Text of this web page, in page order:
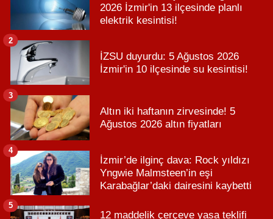
2026 İzmir'in 13 ilçesinde planlı
elektrik kesintisi!
İZSU duyurdu: 5 Ağustos 2026
İzmir'in 10 ilçesinde su kesintisi!
2
Altın iki haftanın zirvesinde! 5
Ağustos 2026 altın fiyatları
3
İzmir’de ilginç dava: Rock yıldızı
Yngwie Malmsteen’in eşi
Karabağlar’daki dairesini kaybetti
4
12 maddelik çerçeve yasa teklifi
5